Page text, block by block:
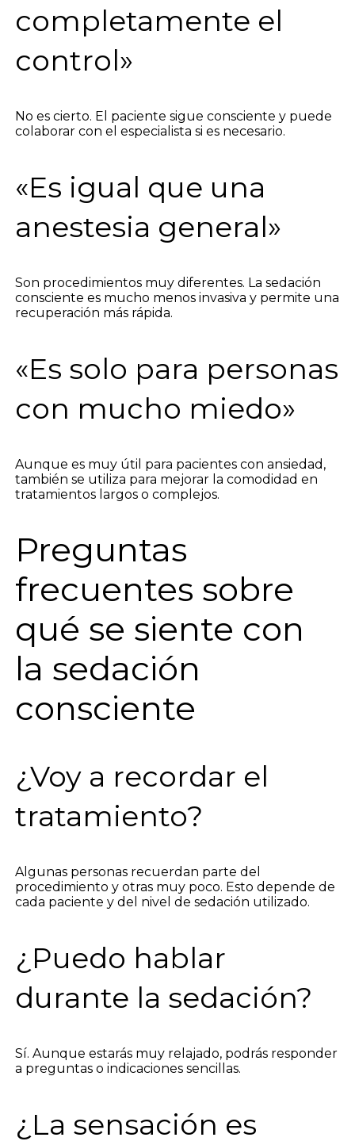
completamente el
control»
No es cierto. El paciente sigue consciente y puede
colaborar con el especialista si es necesario.
«Es igual que una
anestesia general»
Son procedimientos muy diferentes. La sedación
consciente es mucho menos invasiva y permite una
recuperación más rápida.
«Es solo para personas
con mucho miedo»
Aunque es muy útil para pacientes con ansiedad,
también se utiliza para mejorar la comodidad en
tratamientos largos o complejos.
Preguntas
frecuentes sobre
qué se siente con
la sedación
consciente
¿Voy a recordar el
tratamiento?
Algunas personas recuerdan parte del
procedimiento y otras muy poco. Esto depende de
cada paciente y del nivel de sedación utilizado.
¿Puedo hablar
durante la sedación?
Sí. Aunque estarás muy relajado, podrás responder
a preguntas o indicaciones sencillas.
¿La sensación es